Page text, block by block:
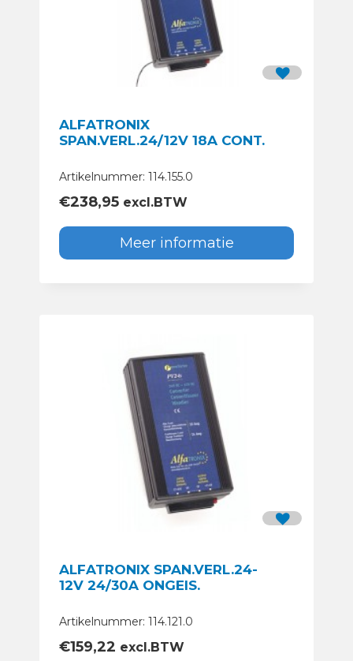
ALFATRONIX
SPAN.VERL.24/12V 18A CONT.
Artikelnummer: 114.155.0
€238,95 excl.BTW
Meer informatie
ALFATRONIX SPAN.VERL.24-
12V 24/30A ONGEIS.
Artikelnummer: 114.121.0
€159,22 excl.BTW